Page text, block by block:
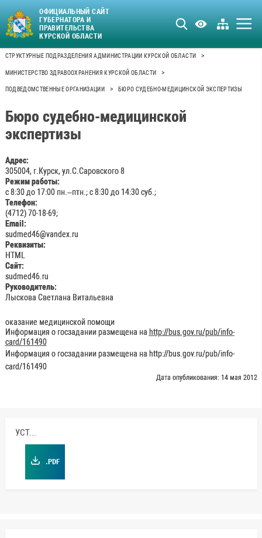
ОФИЦИАЛЬНЫЙ САЙТ
ГУБЕРНАТОРА И
ПРАВИТЕЛЬСТВА
КУРСКОЙ ОБЛАСТИ
СТРУКТУРНЫЕ ПОДРАЗДЕЛЕНИЯ АДМИНИСТРАЦИИ КУРСКОЙ ОБЛАСТИ >
МИНИСТЕРСТВО ЗДРАВООХРАНЕНИЯ КУРСКОЙ ОБЛАСТИ >
ПОДВЕДОМСТВЕННЫЕ ОРГАНИЗАЦИИ > БЮРО СУДЕБНО-МЕДИЦИНСКОЙ ЭКСПЕРТИЗЫ
Бюро судебно-медицинской
экспертизы
Адрес:
305004, г.Курск, ул.С.Саровского 8
Режим работы:
с 8:30 до 17:00 пн.–птн.; с 8:30 до 14:30 суб.;
Телефон:
(4712) 70-18-69;
Email:
sudmed46@vandex.ru
Реквизиты:
HTML
Сайт:
sudmed46.ru
Руководитель:
Лыскова Светлана Витальевна
оказание медицинской помощи
Информация о госзадании размещена на http://bus.gov.ru/pub/info-
card/161490
Информация о госзадании размещена на http://bus.gov.ru/pub/info-
card/161490
Дата опубликования: 14 мая 2012
УСТАВ
.PDF